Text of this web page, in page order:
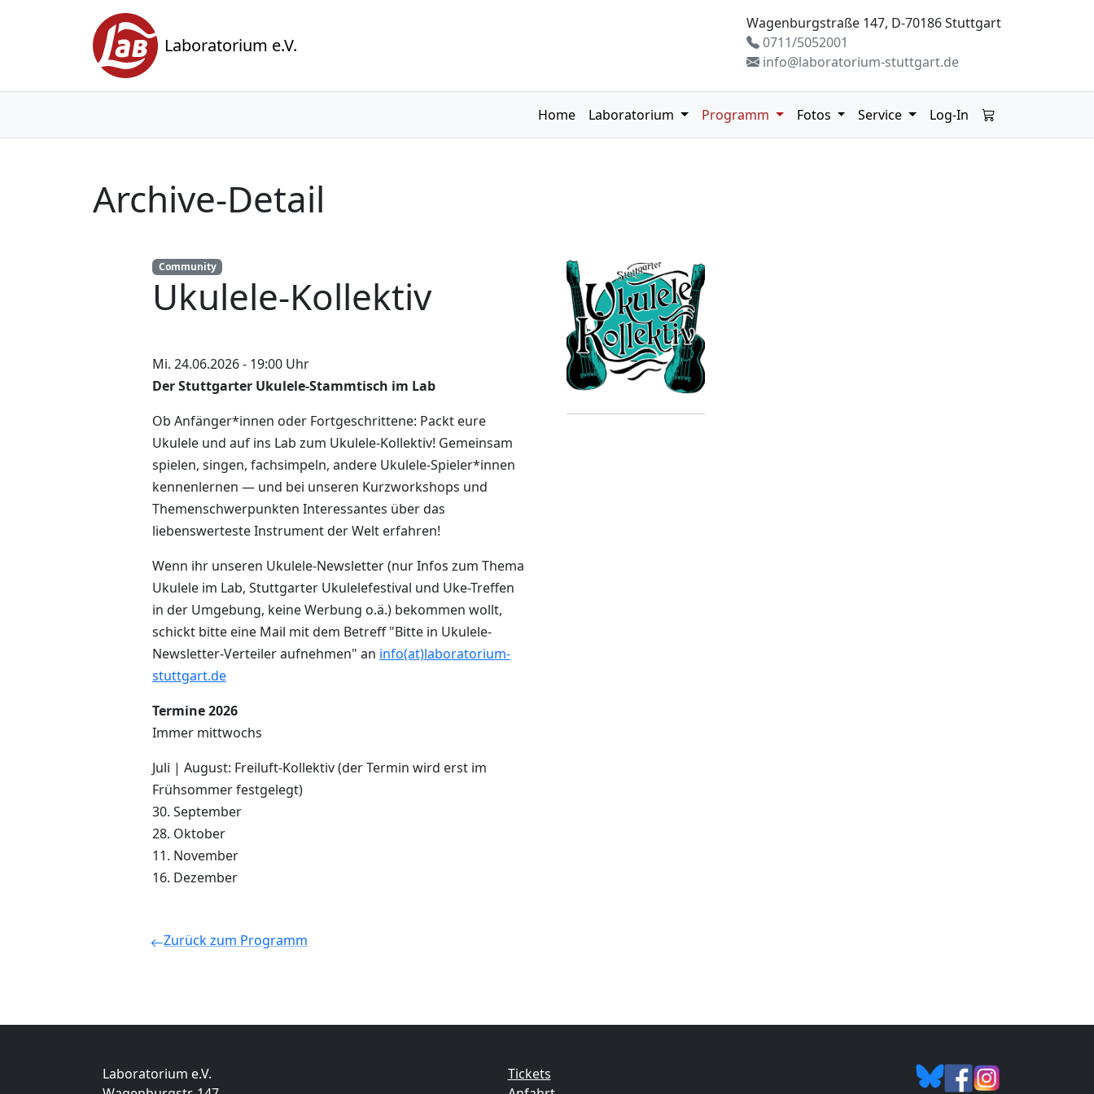
Laboratorium e.V.
Wagenburgstraße 147, D-70186 Stuttgart
0711/5052001
info@laboratorium-stuttgart.de
Home Laboratorium Programm Fotos Service Log-In
Archive-Detail
Community
Ukulele-Kollektiv
Mi. 24.06.2026 - 19:00 Uhr
Der Stuttgarter Ukulele-Stammtisch im Lab
Ob Anfänger*innen oder Fortgeschrittene: Packt eure
Ukulele und auf ins Lab zum Ukulele-Kollektiv! Gemeinsam
spielen, singen, fachsimpeln, andere Ukulele-Spieler*innen
kennenlernen ­­— und bei unseren Kurzworkshops und
Themenschwerpunkten Interessantes über das
liebenswerteste Instrument der Welt erfahren!
Wenn ihr unseren Ukulele-Newsletter (nur Infos zum Thema
Ukulele im Lab, Stuttgarter Ukulelefestival und Uke-Treffen
in der Umgebung, keine Werbung o.ä.) bekommen wollt,
schickt bitte eine Mail mit dem Betreff "Bitte in Ukulele-
Newsletter-Verteiler aufnehmen" an info(at)laboratorium-
stuttgart.de
Termine 2026
Immer mittwochs
Juli | August: Freiluft-Kollektiv (der Termin wird erst im
Frühsommer festgelegt)
30. September
28. Oktober
11. November
16. Dezember
Zurück zum Programm
Laboratorium e.V.
Tickets